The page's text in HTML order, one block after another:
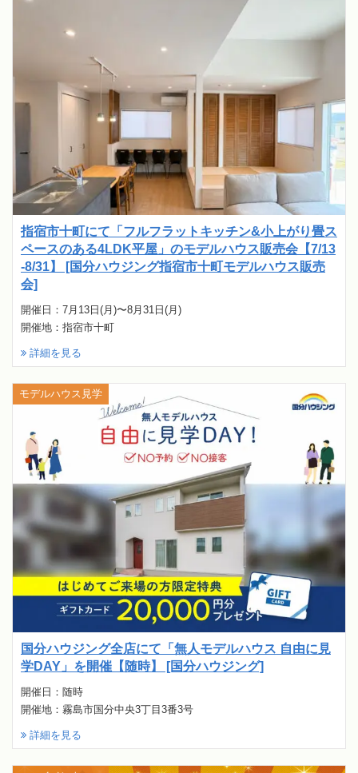
指宿市十町にて「フルフラットキッチン&小上がり畳ス
ペースのある4LDK平屋」のモデルハウス販売会【7/13
-8/31】 [国分ハウジング指宿市十町モデルハウス販売
会]
開催日：7月13日(月)〜8月31日(月)
開催地：指宿市十町
詳細を見る
国分ハウジング全店にて「無人モデルハウス 自由に見
学DAY」を開催【随時】 [国分ハウジング]
開催日：随時
開催地：霧島市国分中央3丁目3番3号
詳細を見る
モデルハウス見学